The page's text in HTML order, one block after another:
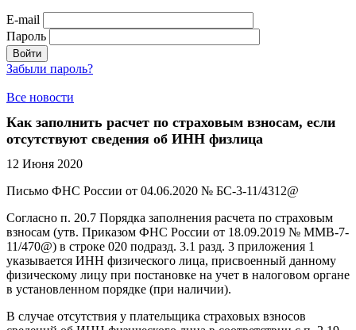
E-mail
Пароль
Войти
Забыли пароль?
Все новости
Как заполнить расчет по страховым взносам, если
отсутствуют сведения об ИНН физлица
12 Июня 2020
Письмо ФНС России от 04.06.2020 № БС-3-11/4312@
Согласно п. 20.7 Порядка заполнения расчета по страховым
взносам (утв. Приказом ФНС России от 18.09.2019 № ММВ-7-
11/470@) в строке 020 подразд. 3.1 разд. 3 приложения 1
указывается ИНН физического лица, присвоенный данному
физическому лицу при постановке на учет в налоговом органе
в установленном порядке (при наличии).
В случае отсутствия у плательщика страховых взносов